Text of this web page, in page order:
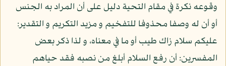
وقوعه نكرة في مقام التحية دليل على أن المراد به الجنس
أو أن له وصفا محذوفا للتفخيم و مزيد التكريم و التقدير:
عليكم سلام زاك طيب أو ما في معناه، و لذا ذكر بعض
المفسرين: أن رفع السلام أبلغ من نصبه فقد حياهم